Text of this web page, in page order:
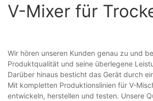
V-Mixer für
Wir hören unseren Kunden genau zu und
Produktqualität und seine überlegene
Darüber hinaus besticht das Gerät durch
Mit kompletten Produktionslinien für V-
entwickeln, herstellen und testen. Unsere